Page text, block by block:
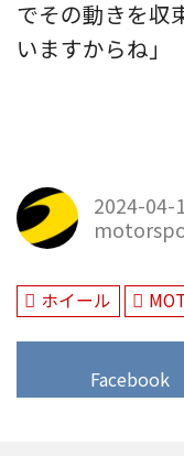
でその動きを収
いますからね」
2024-04-
ホイール
Facebook